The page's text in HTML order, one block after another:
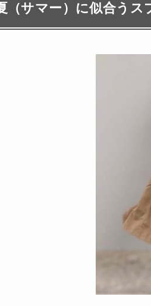
（サマー）に似合うス